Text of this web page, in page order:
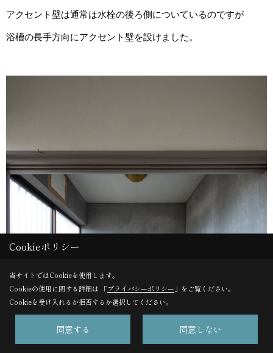
アクセント壁は通常は水栓の後ろ側についているのですが
浴槽の長手方向にアクセント壁を設けました。
Cookieポリシー
当サイトではCookieを使用します。
Cookieの使用に関する詳細は 「プライバシーポリシー 」をご覧ください。
Cookieを受け入れるか拒否するか選択してください。
同意する 同意しない